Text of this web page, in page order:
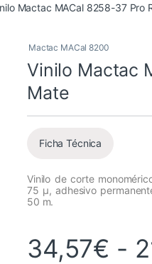
Mactac MACal 8258-37 Pro
Mactac MACal 8200
Vinilo Mactac
Mate
Ficha Técnica
Vinilo de corte
75 µ, adhesivo
50 m.
34,57€ -